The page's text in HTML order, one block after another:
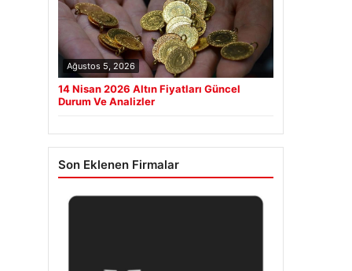
Ağustos 5, 2026
14 Nisan 2026 Altın Fiyatları Güncel
Durum Ve Analizler
Son Eklenen Firmalar